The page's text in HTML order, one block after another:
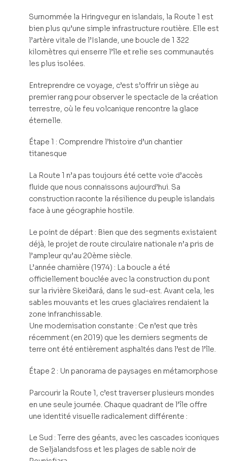
Surnommée la Hringvegur en islandais, la Route 1 est
bien plus qu’une simple infrastructure routière. Elle est
l’artère vitale de l’Islande, une boucle de 1 322
kilomètres qui enserre l’île et relie ses communautés
les plus isolées.
Entreprendre ce voyage, c’est s’offrir un siège au
premier rang pour observer le spectacle de la création
terrestre, où le feu volcanique rencontre la glace
éternelle.
Étape 1 : Comprendre l’histoire d’un chantier
titanesque
La Route 1 n’a pas toujours été cette voie d’accès
fluide que nous connaissons aujourd’hui. Sa
construction raconte la résilience du peuple islandais
face à une géographie hostile.
Le point de départ : Bien que des segments existaient
déjà, le projet de route circulaire nationale n’a pris de
l’ampleur qu’au 20ème siècle.
L’année charnière (1974) : La boucle a été
officiellement bouclée avec la construction du pont
sur la rivière Skeiðará, dans le sud-est. Avant cela, les
sables mouvants et les crues glaciaires rendaient la
zone infranchissable.
Une modernisation constante : Ce n’est que très
récemment (en 2019) que les derniers segments de
terre ont été entièrement asphaltés dans l’est de l’île.
Étape 2 : Un panorama de paysages en métamorphose
Parcourir la Route 1, c’est traverser plusieurs mondes
en une seule journée. Chaque quadrant de l’île offre
une identité visuelle radicalement différente :
Le Sud : Terre des géants, avec les cascades iconiques
de Seljalandsfoss et les plages de sable noir de